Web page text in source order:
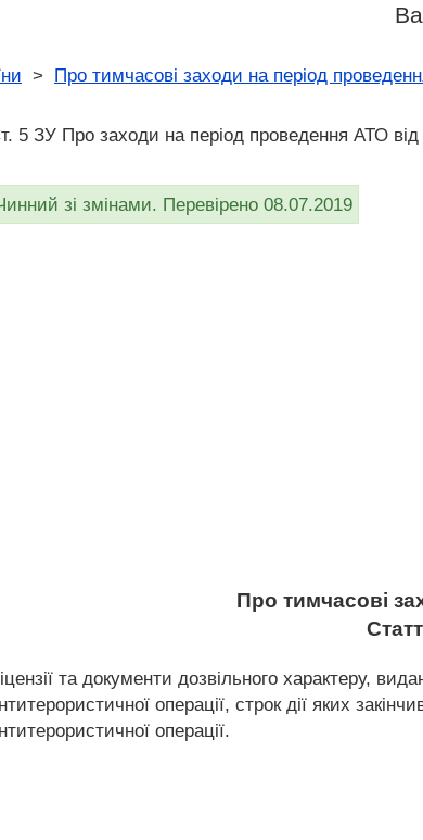
> Про тимчасові заходи на період
5 ЗУ Про заходи на період проведення АТО
зі змінами. Перевірено 08.07.2019
Про тимчасові
та документи дозвільного характеру,
операції, строк дії яких
операції.